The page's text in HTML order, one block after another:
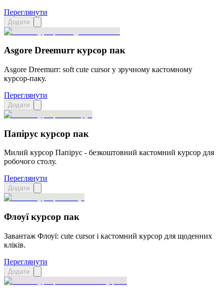
Переглянути
Додати
Asgore Dreemurr курсор пак
Asgore Dreemurr: soft cute cursor у зручному кастомному
курсор-паку.
Переглянути
Додати
Папірус курсор пак
Милий курсор Папірус - безкоштовний кастомний курсор для
робочого столу.
Переглянути
Додати
Флоуї курсор пак
Завантаж Флоуї: cute cursor і кастомний курсор для щоденних
кліків.
Переглянути
Додати